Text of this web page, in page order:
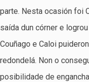
parte. Nesta ocasión foi
saída dun córner e
Couñago e Caloi
redondelá. Non o
posibilidade de